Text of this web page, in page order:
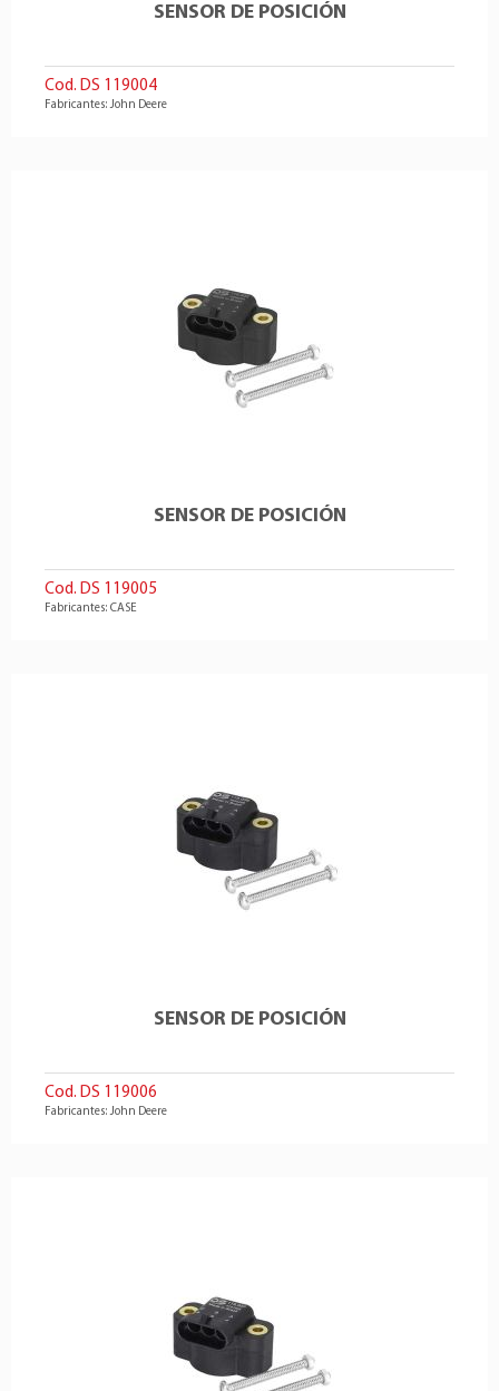
SENSOR DE POSICIÓN
Cod. DS 119004
Fabricantes: John Deere
SENSOR DE POSICIÓN
Cod. DS 119005
Fabricantes: CASE
SENSOR DE POSICIÓN
Cod. DS 119006
Fabricantes: John Deere